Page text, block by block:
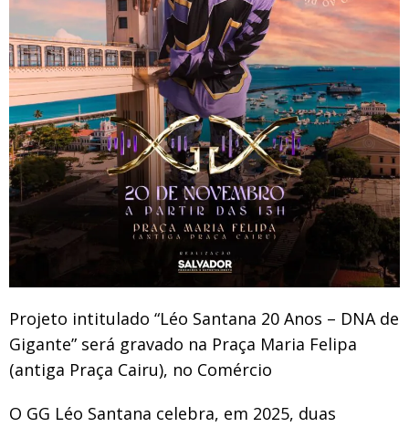
Projeto intitulado “Léo Santana 20 Anos – DNA de
Gigante” será gravado na Praça Maria Felipa
(antiga Praça Cairu), no Comércio
O GG Léo Santana celebra, em 2025, duas